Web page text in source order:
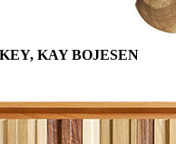
KAY BOJESEN